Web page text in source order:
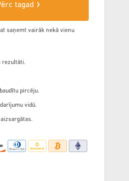
tagad
saņemt vairāk nekā vienu
rezultāti.
pircēju.
vidū.